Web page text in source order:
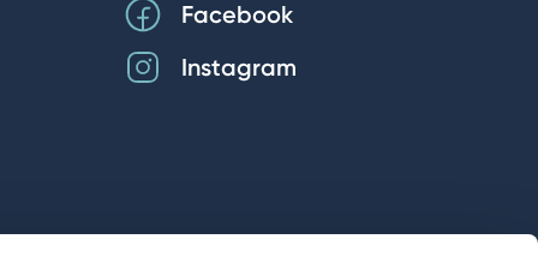
Facebook
Instagram